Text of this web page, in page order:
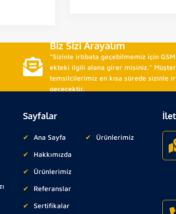
Biz Sizi Arayalım
“Sizinle irtibata geçebilmemiz için GSM
ekteki ilgili alana girer misiniz.”
temsilcilerimiz en kısa sürede sizinle
geçecektir.
Sayfalar
Ana Sayfa
Hakkımızda
Ürünlerimiz
Referanslar
Sertifikalar
Ürünlerimiz